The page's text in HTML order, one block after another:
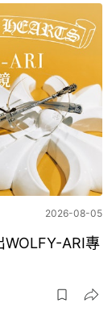
2026-08-05
WOLFY-ARI專